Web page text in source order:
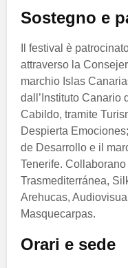
Sostegno e
Il festival è
attraverso la
marchio Islas
dall’Instituto Canario
Cabildo, tramite
Despierta
de Desarrollo e il
Tenerife.
Trasmediterránea,
Arehucas,
Masquecarpas.
Orari e sede